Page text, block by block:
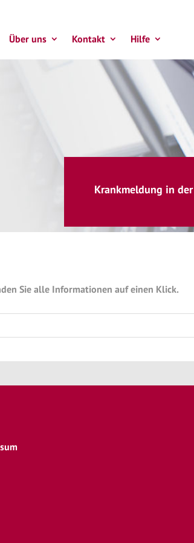
Über uns Kontakt Hilfe
Krankmeldung in der
Sie alle Informationen auf einen Klick.